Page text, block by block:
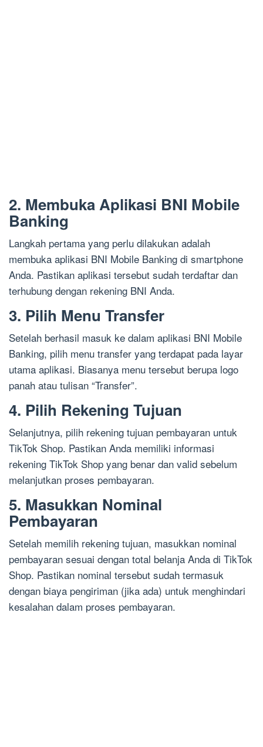
2. Membuka Aplikasi BNI Mobile
Banking
Langkah pertama yang perlu dilakukan adalah
membuka aplikasi BNI Mobile Banking di smartphone
Anda. Pastikan aplikasi tersebut sudah terdaftar dan
terhubung dengan rekening BNI Anda.
3. Pilih Menu Transfer
Setelah berhasil masuk ke dalam aplikasi BNI Mobile
Banking, pilih menu transfer yang terdapat pada layar
utama aplikasi. Biasanya menu tersebut berupa logo
panah atau tulisan “Transfer”.
4. Pilih Rekening Tujuan
Selanjutnya, pilih rekening tujuan pembayaran untuk
TikTok Shop. Pastikan Anda memiliki informasi
rekening TikTok Shop yang benar dan valid sebelum
melanjutkan proses pembayaran.
5. Masukkan Nominal
Pembayaran
Setelah memilih rekening tujuan, masukkan nominal
pembayaran sesuai dengan total belanja Anda di TikTok
Shop. Pastikan nominal tersebut sudah termasuk
dengan biaya pengiriman (jika ada) untuk menghindari
kesalahan dalam proses pembayaran.